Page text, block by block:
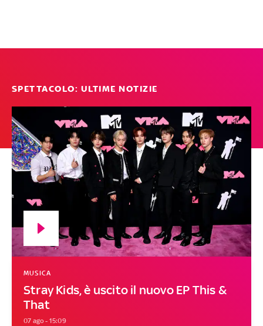
SPETTACOLO: ULTIME NOTIZIE
Stray Kids, è uscito il nuovo EP This &
That
MUSICA
07 ago - 15:09